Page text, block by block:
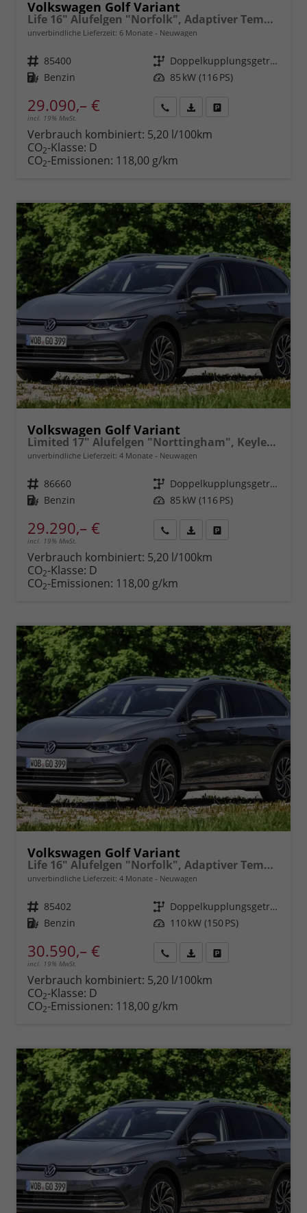
Volkswagen Golf Variant
Life 16" Alufelgen "Norfolk", Adaptiver Tempomat ACC, Sicht-Paket, Digital Cockpit Pro, LED-Scheinwerfer, Radio Composition 10,3" + Wireless App-Connect, Parksensoren vorn und hinten, Climatronic, M-Lederlenkrad, Reserverad, Dachreling uvm.
unverbindliche Lieferzeit: 6 Monate Neuwagen
Fahrzeugnr. 85400 Getriebe
Doppelkupplungsgetriebe (DSG)
Kraftstoff Benzin Leistung 85 kW (116 PS)
29.090,– €
incl. 19% MwSt.
anfordern
Datei,
Verbrauch kombiniert: 5,20 l/100km
CO2-Klasse: D
CO2-Emissionen: 118,00 g/km
Volkswagen Golf Variant
Limited 17" Alufelgen "Norttingham", Keyless-Paket mit elektrischem Kofferraumöffner + Alarm Adaptiver Tempomat ACC, Sicht-Paket, Digital Cockpit Pro, LED-Scheinwerfer, Radio Composition 10,3" Wireless App-Connect, Parksensoren vorn und hinten, Climatronic, M-
unverbindliche Lieferzeit: 4 Monate Neuwagen
Fahrzeugnr. 86660 Getriebe
Doppelkupplungsgetriebe (DSG)
Kraftstoff Benzin Leistung 85 kW (116 PS)
29.290,– €
incl. 19% MwSt.
anfordern
Datei,
Verbrauch kombiniert: 5,20 l/100km
CO2-Klasse: D
CO2-Emissionen: 118,00 g/km
Volkswagen Golf Variant
Life 16" Alufelgen "Norfolk", Adaptiver Tempomat ACC, Sicht-Paket, Digital Cockpit Pro, LED-Scheinwerfer, Radio Composition 10,3" + Wireless App-Connect, Parksensoren vorn und hinten, Climatronic, M-Lederlenkrad, Reserverad, Dachreling uvm.
unverbindliche Lieferzeit: 4 Monate Neuwagen
Fahrzeugnr. 85402 Getriebe
Doppelkupplungsgetriebe (DSG)
Kraftstoff Benzin Leistung 110 kW (150 PS)
30.590,– €
incl. 19% MwSt.
anfordern
Datei,
Verbrauch kombiniert: 5,20 l/100km
CO2-Klasse: D
CO2-Emissionen: 118,00 g/km